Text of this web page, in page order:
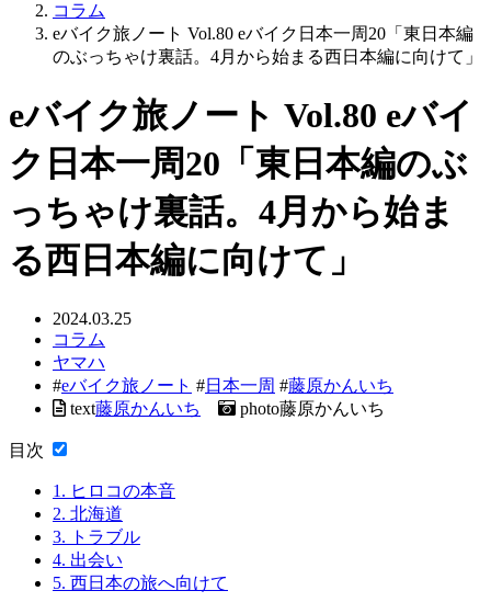
コラム
eバイク旅ノート Vol.80 eバイク日本一周20「東日本編
のぶっちゃけ裏話。4月から始まる西日本編に向けて」
eバイク旅ノート Vol.80 eバイ
ク日本一周20「東日本編のぶ
っちゃけ裏話。4月から始ま
る西日本編に向けて」
2024.03.25
コラム
ヤマハ
#eバイク旅ノート #日本一周 #藤原かんいち
text藤原かんいち photo藤原かんいち
目次
1. ヒロコの本音
2. 北海道
3. トラブル
4. 出会い
5. 西日本の旅へ向けて